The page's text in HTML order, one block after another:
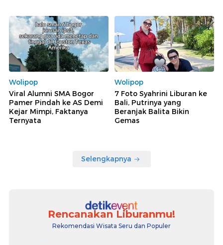
Wolipop
Viral Alumni SMA Bogor
Pamer Pindah ke AS Demi
Kejar Mimpi, Faktanya
Ternyata
Wolipop
7 Foto Syahrini Liburan ke
Bali, Putrinya yang
Beranjak Balita Bikin
Gemas
Selengkapnya
Rencanakan Liburanmu!
Rekomendasi Wisata Seru dan Populer